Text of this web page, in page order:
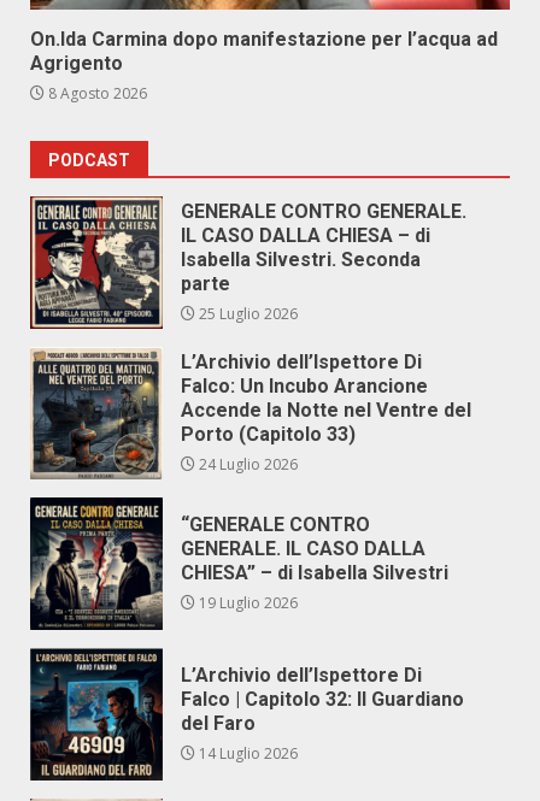
On.Ida Carmina dopo manifestazione per l’acqua ad
Agrigento
8 Agosto 2026
PODCAST
GENERALE CONTRO GENERALE.
IL CASO DALLA CHIESA – di
Isabella Silvestri. Seconda
parte
25 Luglio 2026
L’Archivio dell’Ispettore Di
Falco: Un Incubo Arancione
Accende la Notte nel Ventre del
Porto (Capitolo 33)
24 Luglio 2026
“GENERALE CONTRO
GENERALE. IL CASO DALLA
CHIESA” – di Isabella Silvestri
19 Luglio 2026
L’Archivio dell’Ispettore Di
Falco | Capitolo 32: Il Guardiano
del Faro
14 Luglio 2026